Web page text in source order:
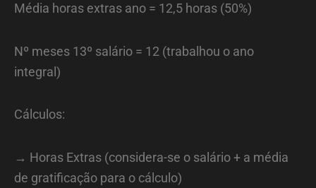
Média horas extras ano = 12,5 horas (50%)
Nº meses 13º salário = 12 (trabalhou o ano
integral)
Cálculos:
→ Horas Extras (considera-se o salário + a média
de gratificação para o cálculo)